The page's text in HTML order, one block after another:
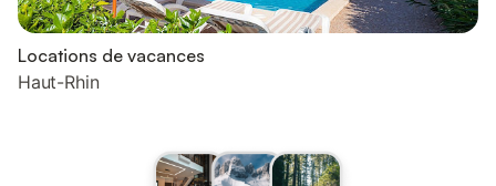
Locations de vacances
Haut-Rhin